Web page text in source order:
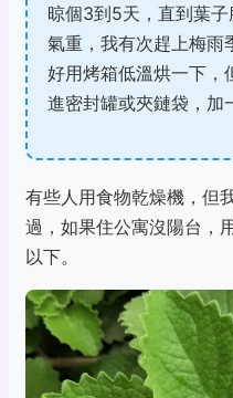
晾個3到5天，直到葉
氣重，我有次趕上梅雨
好用烤箱低溫烘一下，
進密封罐或夾鏈袋，加
有些人用食物乾燥機，但
過，如果住公寓沒陽台，
以下。